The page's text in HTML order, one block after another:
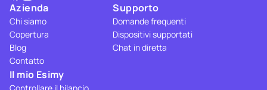
Azienda
Chi siamo
Copertura
Blog
Contatto
Supporto
Domande frequenti
Dispositivi supportati
Chat in diretta
Il mio Esimy